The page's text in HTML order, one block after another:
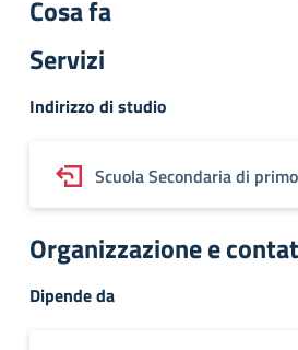
Cosa fa
Servizi
Indirizzo di studio
Scuola Secondaria di
Organizzazione e
Dipende da